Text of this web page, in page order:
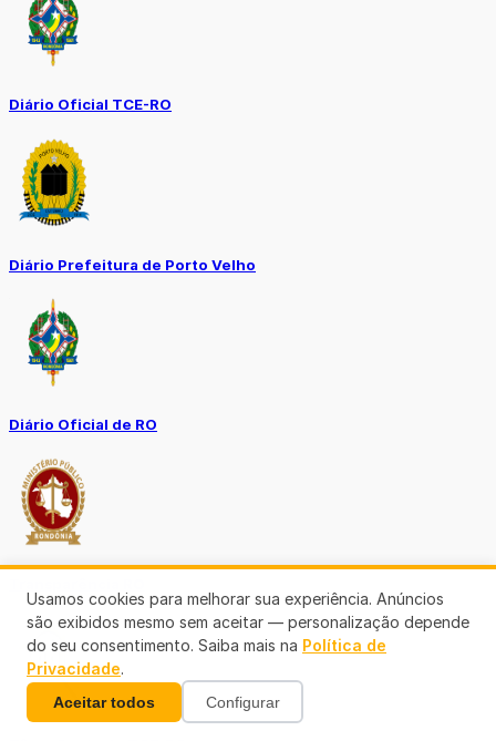
Diário Oficial TCE-RO
Diário Prefeitura de Porto Velho
Diário Oficial de RO
Usamos cookies para melhorar sua experiência. Anúncios
são exibidos mesmo sem aceitar — personalização depende
do seu consentimento. Saiba mais na Política de
Privacidade.
Aceitar todos Configurar